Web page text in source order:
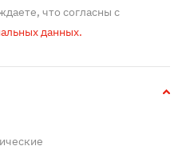
что согласны с
данных.